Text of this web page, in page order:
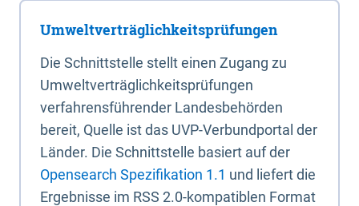
Umweltverträglichkeitsprüfungen
Die Schnittstelle stellt einen Zugang zu
Umweltverträglichkeitsprüfungen
verfahrensführender Landesbehörden
bereit, Quelle ist das UVP-Verbundportal der
Länder. Die Schnittstelle basiert auf der
Opensearch Spezifikation 1.1 und liefert die
Ergebnisse im RSS 2.0-kompatiblen Format